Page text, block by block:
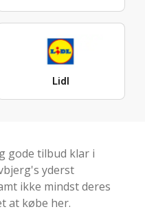
Lidl
gode tilbud klar i
yderst
ikke mindst deres
at købe her.